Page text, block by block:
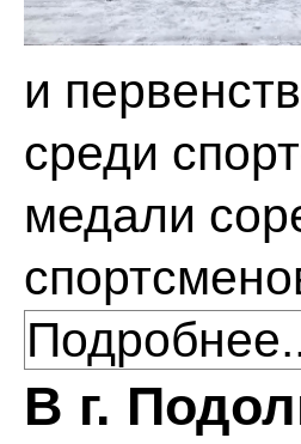
и
среди
медали
В г.